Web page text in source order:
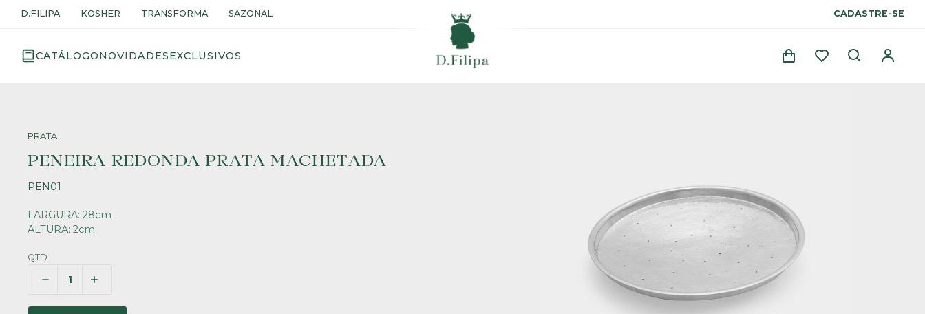
D.FILIPA KOSHER TRANSFORMA SAZONAL CADASTRE-SE
CATÁLOGONOVIDADESEXCLUSIVOS
PRATA
PENEIRA REDONDA PRATA MACHETADA
PEN01
LARGURA: 28cm
ALTURA: 2cm
QTD.